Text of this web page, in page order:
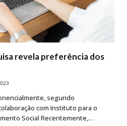
revela preferência dos
segundo
com Instituto para o
Social Recentemente,…